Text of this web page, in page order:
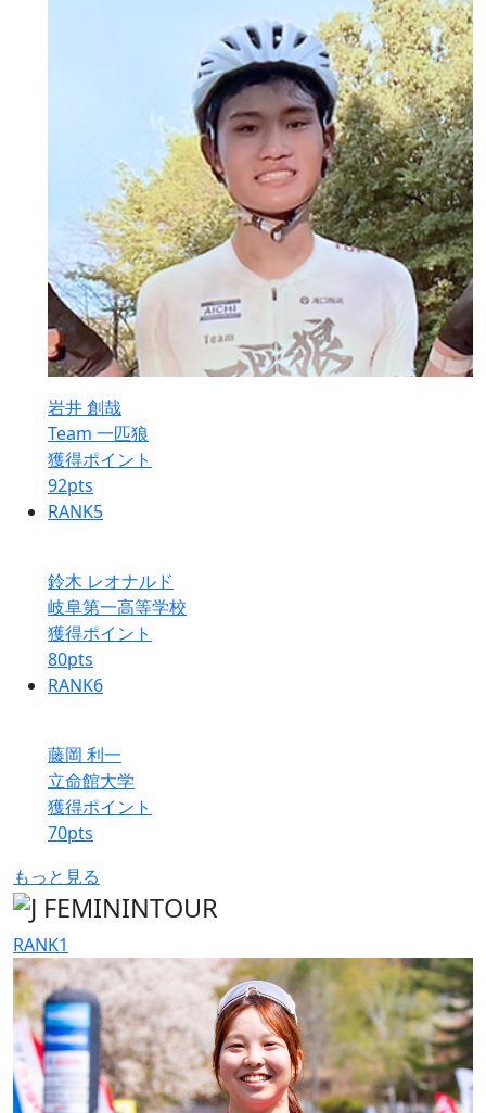
岩井 創哉
Team 一匹狼
獲得ポイント
92pts
RANK5
鈴木 レオナルド
岐阜第一高等学校
獲得ポイント
80pts
RANK6
藤岡 利一
立命館大学
獲得ポイント
70pts
もっと見る
RANK1